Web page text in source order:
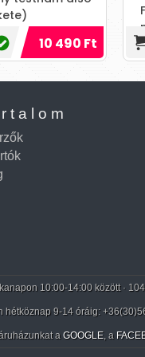
10 490 Ft
10:00-14:00 között ·
hétköznap 9-14 óráig:
a GOOGLE, a